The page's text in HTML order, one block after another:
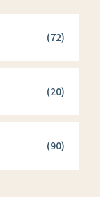
(72)
(20)
(90)